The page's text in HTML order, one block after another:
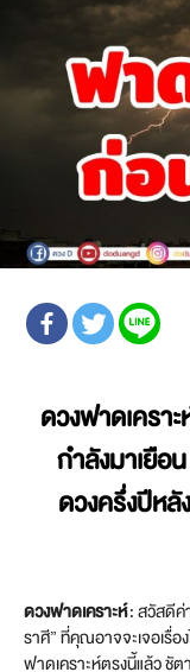
ดวงฟาดเคราะ
กำลังมาเยือ
ดวงครึ่งปีหลั
ดวงฟาดเคราะห์: สวัสดีค่
ราศี” ที่คุณอาจจะเจอเรื่
ฟาดเคราะห์ตรงนี้แล้ว ชั